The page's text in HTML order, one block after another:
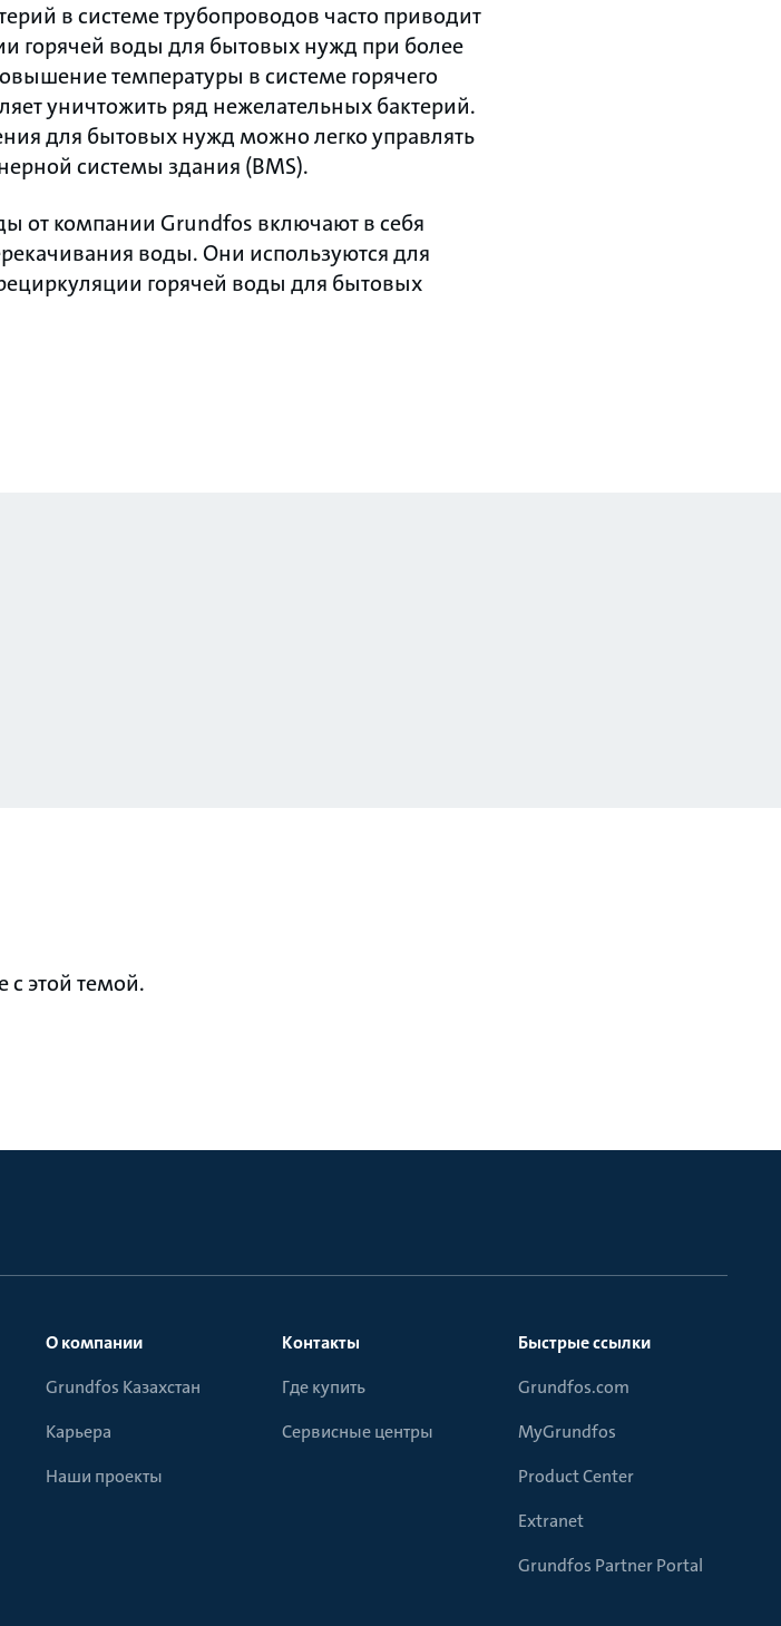
в системе трубопроводов часто приводит
горячей воды для бытовых нужд при более
температуры в системе горячего
уничтожить ряд нежелательных бактерий.
для бытовых нужд можно легко управлять
системы здания (BMS).
от компании Grundfos включают в себя
воды. Они используются для
горячей воды для бытовых
этой темой.
О компании
Grundfos Казахстан
Карьера
Наши проекты
Контакты
Где купить
Сервисные центры
Быстрые ссылки
Grundfos.com
MyGrundfos
Product Center
Extranet
Grundfos Partner Portal